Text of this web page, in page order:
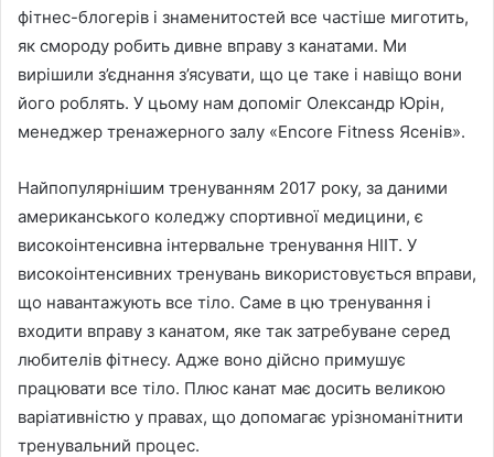
фітнес-блогерів і знаменитостей все частіше миготить,
як смороду робить дивне вправу з канатами. Ми
вирішили з’єднання з’ясувати, що це таке і навіщо вони
його роблять. У цьому нам допоміг Олександр Юрін,
менеджер тренажерного залу «Encore Fitness Ясенів».
Найпопулярнішим тренуванням 2017 року, за даними
американського коледжу спортивної медицини, є
високоінтенсивна інтервальне тренування HIIT. У
високоінтенсивних тренувань використовується вправи,
що навантажують все тіло. Саме в цю тренування і
входити вправу з канатом, яке так затребуване серед
любителів фітнесу. Адже воно дійсно примушує
працювати все тіло. Плюс канат має досить великою
варіативністю у правах, що допомагає урізноманітнити
тренувальний процес.